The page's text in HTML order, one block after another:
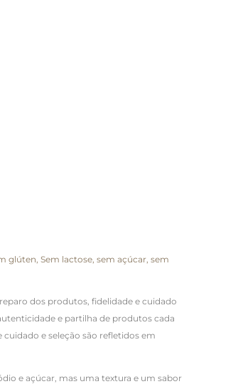
glúten, Sem lactose, sem açúcar, sem
dos produtos, fidelidade e cuidado
e partilha de produtos cada
e seleção são refletidos em
e açúcar, mas uma textura e um sabor